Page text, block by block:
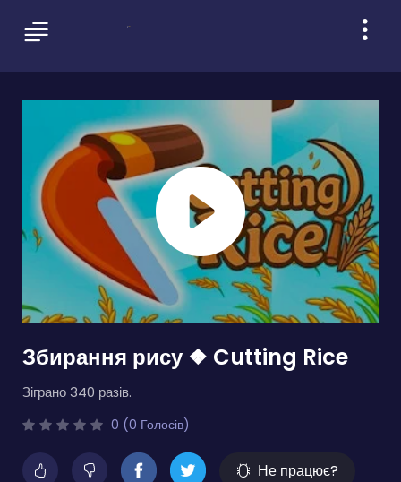
Збирання рису ❖ Cutting Rice
Зіграно 340 разів.
0 (0 Голосів)
Не працює?